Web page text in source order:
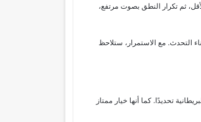
ثم تكرار النطق بصوت مرتفع،
التحدث. مع الاستمرار، ستلاحظ
تحديدًا. كما أنها خيار ممتاز